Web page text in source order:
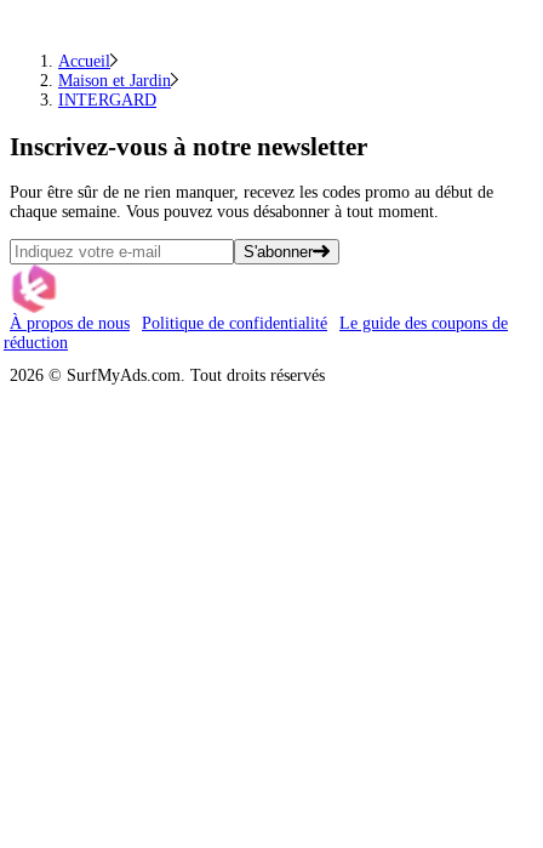
Accueil
Maison et Jardin
INTERGARD
Inscrivez-vous à notre newsletter
Pour être sûr de ne rien manquer, recevez les codes promo au début de
chaque semaine. Vous pouvez vous désabonner à tout moment.
S'abonner
À propos de nous Politique de confidentialité
Le guide des coupons de
réduction
2026 © SurfMyAds.com. Tout droits réservés